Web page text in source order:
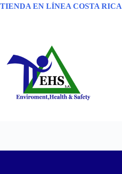
TIENDA EN LÍNEA COSTA RICA